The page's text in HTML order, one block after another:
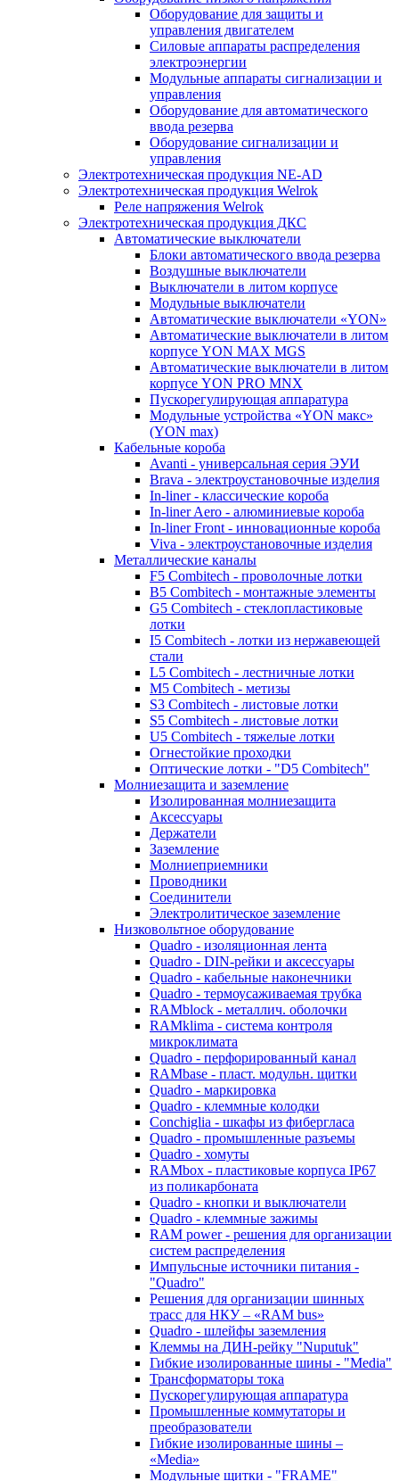
Оборудование для защиты и
управления двигателем
Силовые аппараты распределения
электроэнергии
Модульные аппараты сигнализации и
управления
Оборудование для автоматического
ввода резерва
Оборудование сигнализации и
управления
Электротехническая продукция NE-AD
Электротехническая продукция Welrok
Реле напряжения Welrok
Электротехническая продукция ДКС
Автоматические выключатели
Блоки автоматического ввода резерва
Воздушные выключатели
Выключатели в литом корпусе
Модульные выключатели
Автоматические выключатели «YON»
Автоматические выключатели в литом
корпусе YON MAX MGS
Автоматические выключатели в литом
корпусе YON PRO MNX
Пускорегулирующая аппаратура
Модульные устройства «YON макс»
(YON max)
Кабельные короба
Avanti - универсальная серия ЭУИ
Brava - электроустановочные изделия
In-liner - классические короба
In-liner Aero - алюминиевые короба
In-liner Front - инновационные короба
Viva - электроустановочные изделия
Металлические каналы
F5 Combitech - проволочные лотки
B5 Combitech - монтажные элементы
G5 Combitech - стеклопластиковые
лотки
I5 Combitech - лотки из нержавеющей
стали
L5 Combitech - лестничные лотки
M5 Combitech - метизы
S3 Combitech - листовые лотки
S5 Combitech - листовые лотки
U5 Combitech - тяжелые лотки
Огнестойкие проходки
Оптические лотки - "D5 Combitech"
Молниезащита и заземление
Изолированная молниезащита
Аксессуары
Держатели
Заземление
Молниеприемники
Проводники
Соединители
Электролитическое заземление
Низковольтное оборудование
Quadro - изоляционная лента
Quadro - DIN-рейки и аксессуары
Quadro - кабельные наконечники
Quadro - термоусаживаемая трубка
RAMblock - металлич. оболочки
RAMklima - система контроля
микроклимата
Quadro - перфорированный канал
RAMbase - пласт. модульн. щитки
Quadro - маркировка
Quadro - клеммные колодки
Conchiglia - шкафы из фибергласа
Quadro - промышленные разъемы
Quadro - хомуты
RAMbox - пластиковые корпуса IP67
из поликарбоната
Quadro - кнопки и выключатели
Quadro - клеммные зажимы
RAM power - решения для организации
систем распределения
Импульсные источники питания -
"Quadro"
Решения для организации шинных
трасс для НКУ – «RAM bus»
Quadro - шлейфы заземления
Клеммы на ДИН-рейку "Nuputuk"
Гибкие изолированные шины - "Media"
Трансформаторы тока
Пускорегулирующая аппаратура
Промышленные коммутаторы и
преобразователи
Гибкие изолированные шины –
«Media»
Модульные щитки - "FRAME"